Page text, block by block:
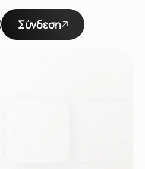
Σύνδεση